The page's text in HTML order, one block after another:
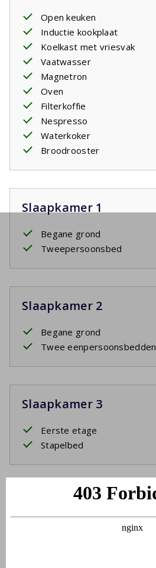
Open keuken
Inductie kookplaat
Koelkast met vriesvak
Vaatwasser
Magnetron
Oven
Filterkoffie
Nespresso
Waterkoker
Broodrooster
Slaapkamer 1
Begane grond
Tweepersoonsbed
Slaapkamer 2
Begane grond
Twee eenpersoonsbedden
Slaapkamer 3
Eerste etage
Stapelbed
Badkamer 1